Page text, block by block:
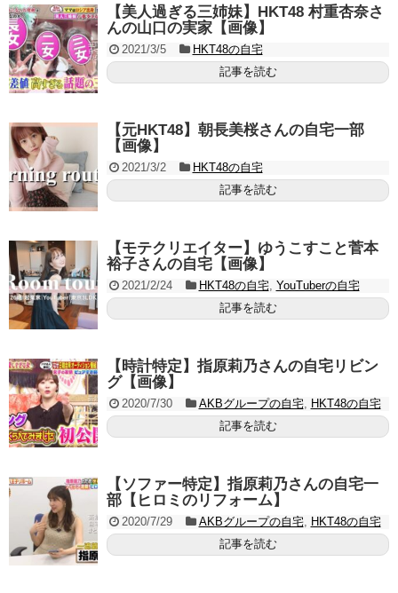
【美人過ぎる三姉妹】HKT48 村重杏奈さ
んの山口の実家【画像】
2021/3/5
HKT48の自宅
記事を読む
【元HKT48】朝長美桜さんの自宅一部
【画像】
2021/3/2
HKT48の自宅
記事を読む
【モテクリエイター】ゆうこすこと菅本
裕子さんの自宅【画像】
2021/2/24 HKT48の自宅, YouTuberの自宅
記事を読む
【時計特定】指原莉乃さんの自宅リビン
グ【画像】
2020/7/30 AKBグループの自宅, HKT48の自宅
記事を読む
【ソファー特定】指原莉乃さんの自宅一
部【ヒロミのリフォーム】
2020/7/29 AKBグループの自宅, HKT48の自宅
記事を読む